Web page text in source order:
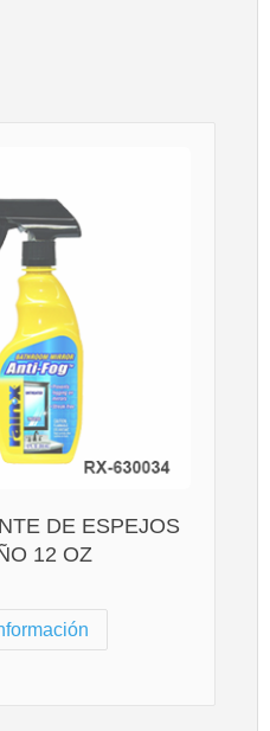
DE ESPEJOS
12 OZ